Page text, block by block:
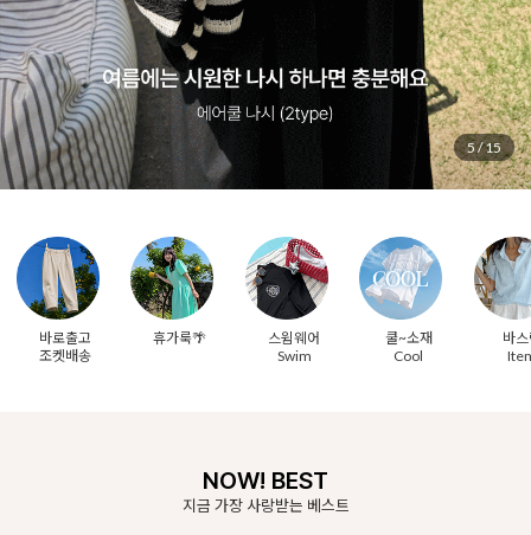
6/15
바로출고
조켓배송
휴가룩🌴
스윔웨어
Swim
쿨~소재
Cool
바
NOW! BEST
지금 가장 사랑받는 베스트